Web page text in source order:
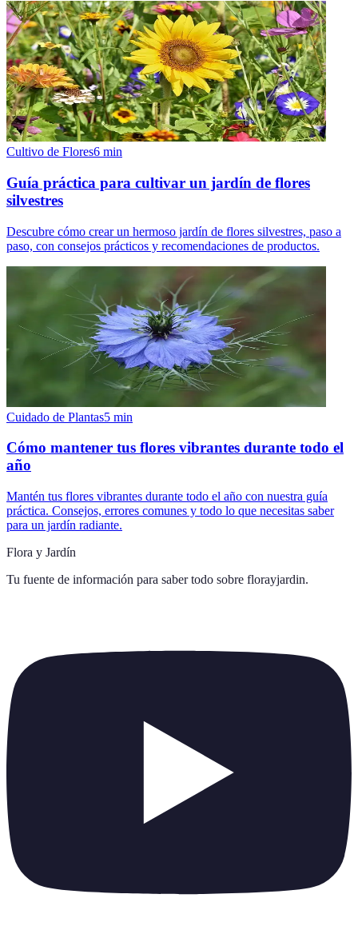
Cultivo de Flores6 min
Guía práctica para cultivar un jardín de flores
silvestres
Descubre cómo crear un hermoso jardín de flores silvestres, paso a
paso, con consejos prácticos y recomendaciones de productos.
Cuidado de Plantas5 min
Cómo mantener tus flores vibrantes durante todo el
año
Mantén tus flores vibrantes durante todo el año con nuestra guía
práctica. Consejos, errores comunes y todo lo que necesitas saber
para un jardín radiante.
Flora y Jardín
Tu fuente de información para saber todo sobre florayjardin.